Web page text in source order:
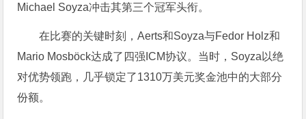
Michael Soyza冲击其第三个冠军头衔。
在比赛的关键时刻，Aerts和Soyza与Fedor Holz和
Mario Mosböck达成了四强ICM协议。当时，Soyza以绝
对优势领跑，几乎锁定了1310万美元奖金池中的大部分
份额。